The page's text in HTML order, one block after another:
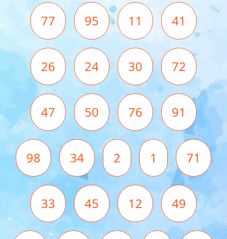
77 95 11 41
26 24 30 72
47 50 76 91
98 34 2 1 71
33 45 12 49